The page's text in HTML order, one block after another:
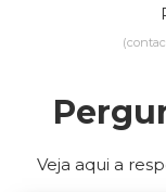
Veja aqui a